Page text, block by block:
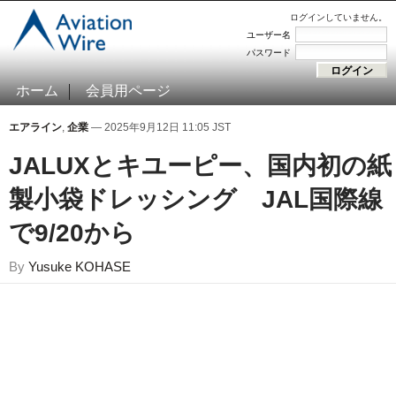
ログインしていません。
ユーザー名
パスワード
ホーム 会員用ページ
エアライン, 企業 — 2025年9月12日 11:05 JST
JALUXとキユーピー、国内初の紙
製小袋ドレッシング JAL国際線
で9/20から
By Yusuke KOHASE